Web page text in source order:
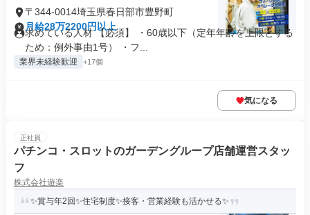
〒344-0014埼玉県春日部市豊野町
月給28万2200円以上
求めている人材 【必須】 ・60歳以下（定年年齢を上限とする
ため：例外事由1号） ・フ...
業界未経験歓迎 +17個
気になる
正社員
パチンコ・スロットのガーデングループ店舗運営スタッ
フ
株式会社遊楽
✨賞与年2回✨住宅制度✨接客・営業経験も活かせる✨